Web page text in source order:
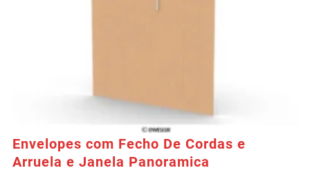
Envelopes com Fecho De Cordas e
Arruela e Janela Panoramica